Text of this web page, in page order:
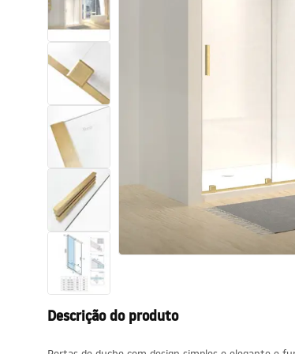
Sanitas, lavatórios
Lava-louças e lavatórios de casa
de banho
banho
Misturadores de casa de banho
Chuveiros de casa de banho
Acessórios de casa de banho,
Descrição do produto